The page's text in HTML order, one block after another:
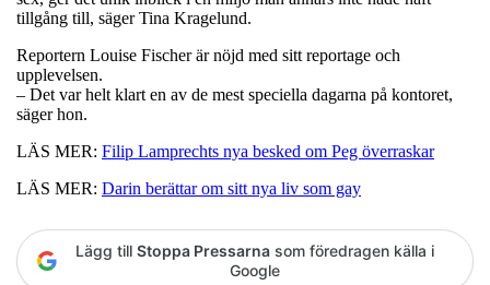
tillgång till, säger Tina Kragelund.
Reportern Louise Fischer är nöjd med sitt reportage och
upplevelsen.
– Det var helt klart en av de mest speciella dagarna på kontoret,
säger hon.
LÄS MER: Filip Lamprechts nya besked om Peg överraskar
LÄS MER: Darin berättar om sitt nya liv som gay
Lägg till Stoppa Pressarna som föredragen källa i
Google